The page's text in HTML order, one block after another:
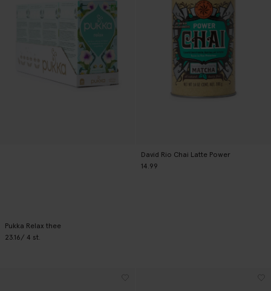
Pukka Relax thee
23.16 / 4 st.
David Rio Chai Latte Power
14.99